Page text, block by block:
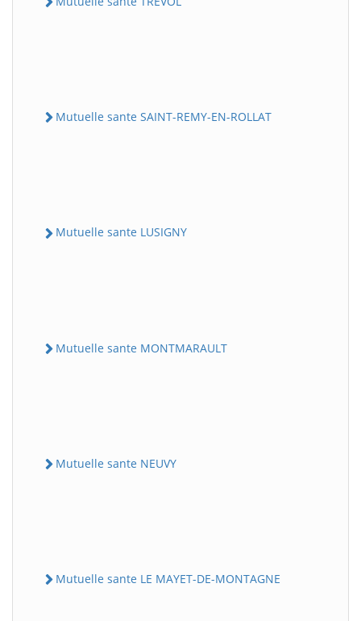
Mutuelle sante SAINT-REMY-EN-ROLLAT
Mutuelle sante LUSIGNY
Mutuelle sante MONTMARAULT
Mutuelle sante NEUVY
Mutuelle sante LE MAYET-DE-MONTAGNE